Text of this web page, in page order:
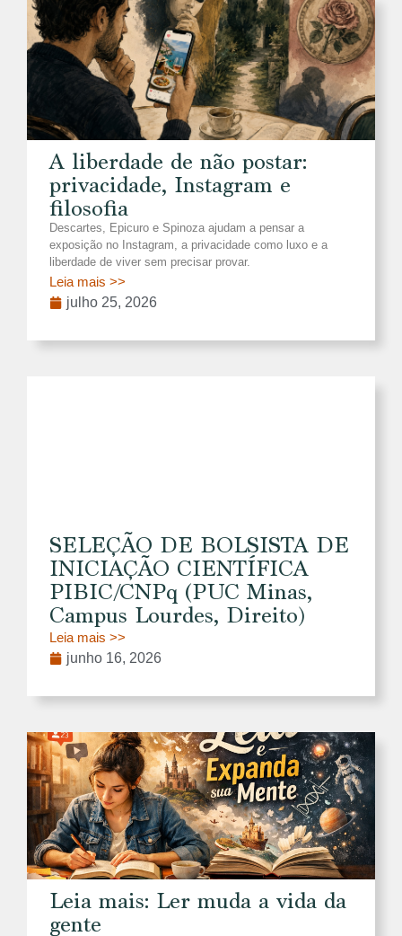
A liberdade de não postar:
privacidade, Instagram e
filosofia
Descartes, Epicuro e Spinoza ajudam a pensar a
exposição no Instagram, a privacidade como luxo e a
liberdade de viver sem precisar provar.
Leia mais >>
julho 25, 2026
SELEÇÃO DE BOLSISTA DE
INICIAÇÃO CIENTÍFICA
PIBIC/CNPq (PUC Minas,
Campus Lourdes, Direito)
Leia mais >>
junho 16, 2026
Leia mais: Ler muda a vida da
gente